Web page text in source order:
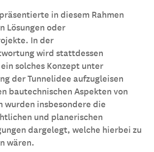
in diesem Rahmen
Lösungen oder
In der
wird stattdessen
solches Konzept unter
der Tunnelidee aufzugleisen
bautechnischen Aspekten von
wurden insbesondere die
und planerischen
dargelegt, welche hierbei zu
wären.